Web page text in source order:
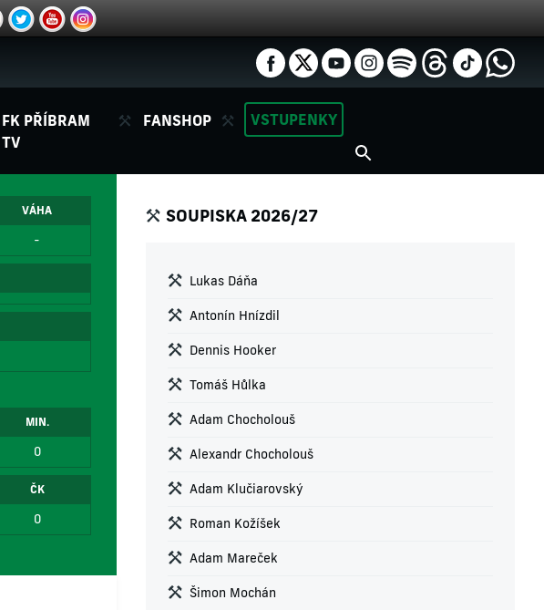
FK PŘÍBRAM
TV
FANSHOP VSTUPENKY
VÁHA
-
MIN.
0
ČK
0
SOUPISKA 2026/27
Lukas Dáňa
Antonín Hnízdil
Dennis Hooker
Tomáš Hůlka
Adam Chocholouš
Alexandr Chocholouš
Adam Klučiarovský
Roman Kožíšek
Adam Mareček
Šimon Mochán